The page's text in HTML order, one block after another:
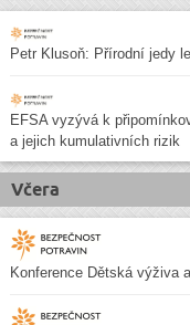
Petr Klusoň: Přírodní jedy
EFSA vyzývá k
a jejich kumulativních rizik
Včera
Konference Dětská výživa